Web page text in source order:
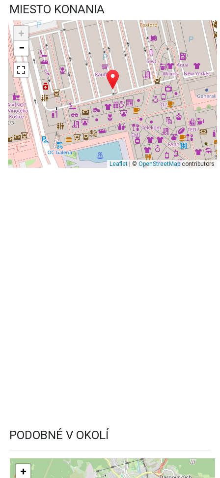
MIESTO KONANIA
+
−
Leaflet| © OpenStreetMapcontributors
PODOBNÉ V OKOLÍ
+